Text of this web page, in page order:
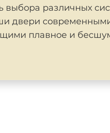
выбора различных
двери
плавное и